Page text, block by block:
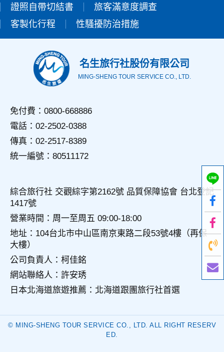
設備的IP位址、使用時間、使用的瀏覽器、瀏覽及點選資料記
用，決不對外公佈。
外，我們會視需要公佈統計數據及說明文字，但不涉及特定個
人之資料。
三、資料之保護
備及必要的安全防護措施，加以保護網站及您的個人資料採用
嚴格的保護措施，只由經過授權的人員才能接觸您的個人資
料，相關處理人員皆簽有保密合約，如有違反保密義務者，將
會受到相關的法律處分。
如因業務需要有必要委託其他單位提供服務時，本網站亦會嚴
格要求其遵守保密義務，並且採取必要檢查程序以確定其將確
四、網站對外的相關連結
本網站的網頁提供其他網站的網路連結，您也可經由本網站所
提供的連結，點選進入其他網站。但該連結網站不適用本網站
的隱私權保護政策，您必須參考該連結網站中的隱私權保護政
五、與第三人共用個人資料之政策
本網站絕不會提供、交換、出租或出售任何您的個人資料給其
務者，不在此限。
經由您書面同意。
法律明文規定。
為免除您生命、身體、自由或財產上之危險。
證照自帶切結書
旅客滿意度調查
客製化行程
性騷擾防治措施
名生旅行社股份有限公司
MING-SHENG TOUR SERVICE CO., LTD.
免付費：0800-668886
電話：02-2502-0388
傳真：02-2517-8389
統一編號：80511172
綜合旅行社 交觀綜字第2162號 品質保障協會 台北登記
1417號
營業時間：周一至周五 09:00-18:00
地址：104台北市中山區南京東路二段53號4樓（再保
大樓）
公司負責人：柯佳銘
網站聯絡人：許安琇
日本北海道旅遊推薦：北海道跟團旅行社首選
© MING-SHENG TOUR SERVICE CO., LTD. ALL RIGHT RESERV
ED.